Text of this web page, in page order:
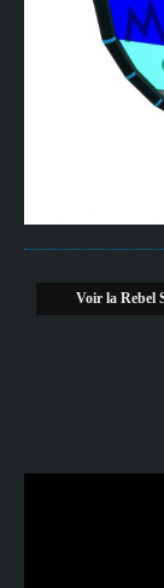
Voir la Rebel